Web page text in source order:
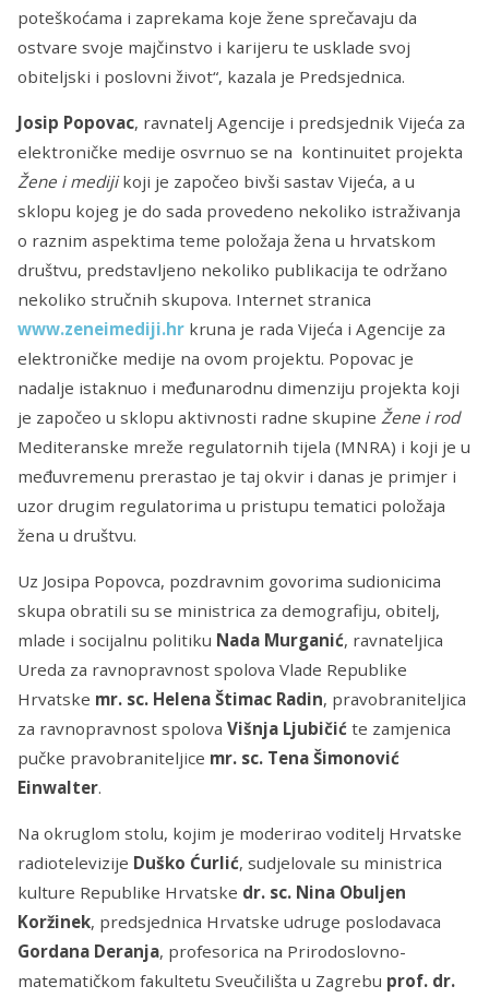
poteškoćama i zaprekama koje žene sprečavaju da
ostvare svoje majčinstvo i karijeru te usklade svoj
obiteljski i poslovni život“, kazala je Predsjednica.
Josip Popovac, ravnatelj Agencije i predsjednik Vijeća za
elektroničke medije osvrnuo se na kontinuitet projekta
Žene i medijikoji je započeo bivši sastav Vijeća, a u
sklopu kojeg je do sada provedeno nekoliko istraživanja
o raznim aspektima teme položaja žena u hrvatskom
društvu, predstavljeno nekoliko publikacija te održano
nekoliko stručnih skupova. Internet stranica
www.zeneimediji.hr kruna je rada Vijeća i Agencije za
elektroničke medije na ovom projektu. Popovac je
nadalje istaknuo i međunarodnu dimenziju projekta koji
je započeo u sklopu aktivnosti radne skupine Žene i rod
Mediteranske mreže regulatornih tijela (MNRA) i koji je u
međuvremenu prerastao je taj okvir i danas je primjer i
uzor drugim regulatorima u pristupu tematici položaja
žena u društvu.
Uz Josipa Popovca, pozdravnim govorima sudionicima
skupa obratili su se ministrica za demografiju, obitelj,
mlade i socijalnu politiku Nada Murganić, ravnateljica
Ureda za ravnopravnost spolova Vlade Republike
Hrvatske mr. sc. Helena Štimac Radin, pravobraniteljica
za ravnopravnost spolova Višnja Ljubičić te zamjenica
pučke pravobraniteljice mr. sc. Tena Šimonović
Einwalter.
Na okruglom stolu, kojim je moderirao voditelj Hrvatske
radiotelevizije Duško Ćurlić, sudjelovale su ministrica
kulture Republike Hrvatske dr. sc. Nina Obuljen
Koržinek, predsjednica Hrvatske udruge poslodavaca
Gordana Deranja, profesorica na Prirodoslovno-
matematičkom fakultetu Sveučilišta u Zagrebu prof. dr.